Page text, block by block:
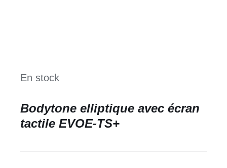
En stock
Bodytone elliptique avec écran
tactile EVOE-TS+